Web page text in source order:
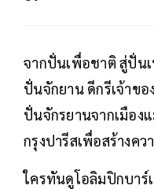
จากปั่นเพื่อชาติ สู่ปั่น
ปั่นจักยาน ดีกรีเจ้าข
ปั่นจักรยานจากเมือง
กรุงปารีสเพื่อสร้างค
ใครทันดูโอลิมปิกบาร์